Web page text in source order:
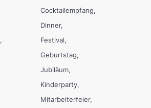
Cocktailempfang
Dinner
Festival
Geburtstag
Jubiläum
Kinderparty
Mitarbeiterfeier